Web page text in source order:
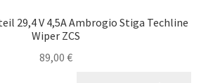
29,4 V 4,5A Ambrogio Stiga Techline
Wiper ZCS
89,00 €